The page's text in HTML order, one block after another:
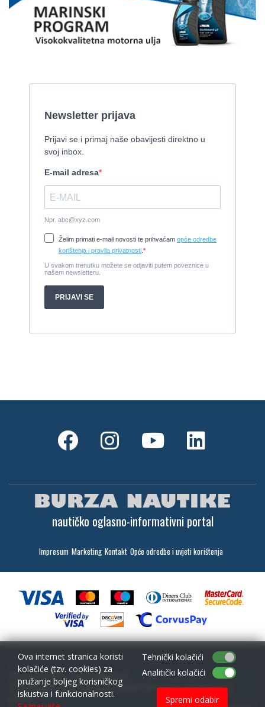
nautičko oglasno-informativni portal
Impresum Marketing Kontakt Opće odredbe i uvjeti korištenja
Copyright (c) 2001 - 2026,Lantina d.o.o.
sav materijal na ovim stranicama je zaštićen i bez dozvole zabranjeno ga je
koristiti
Ova internet stranica koristi
kolačiće (tzv. cookies) za
pružanje boljeg korisničkog
iskustva i funkcionalnosti.
Tehnički kolačići
Analitički kolačići
Spremi odabir